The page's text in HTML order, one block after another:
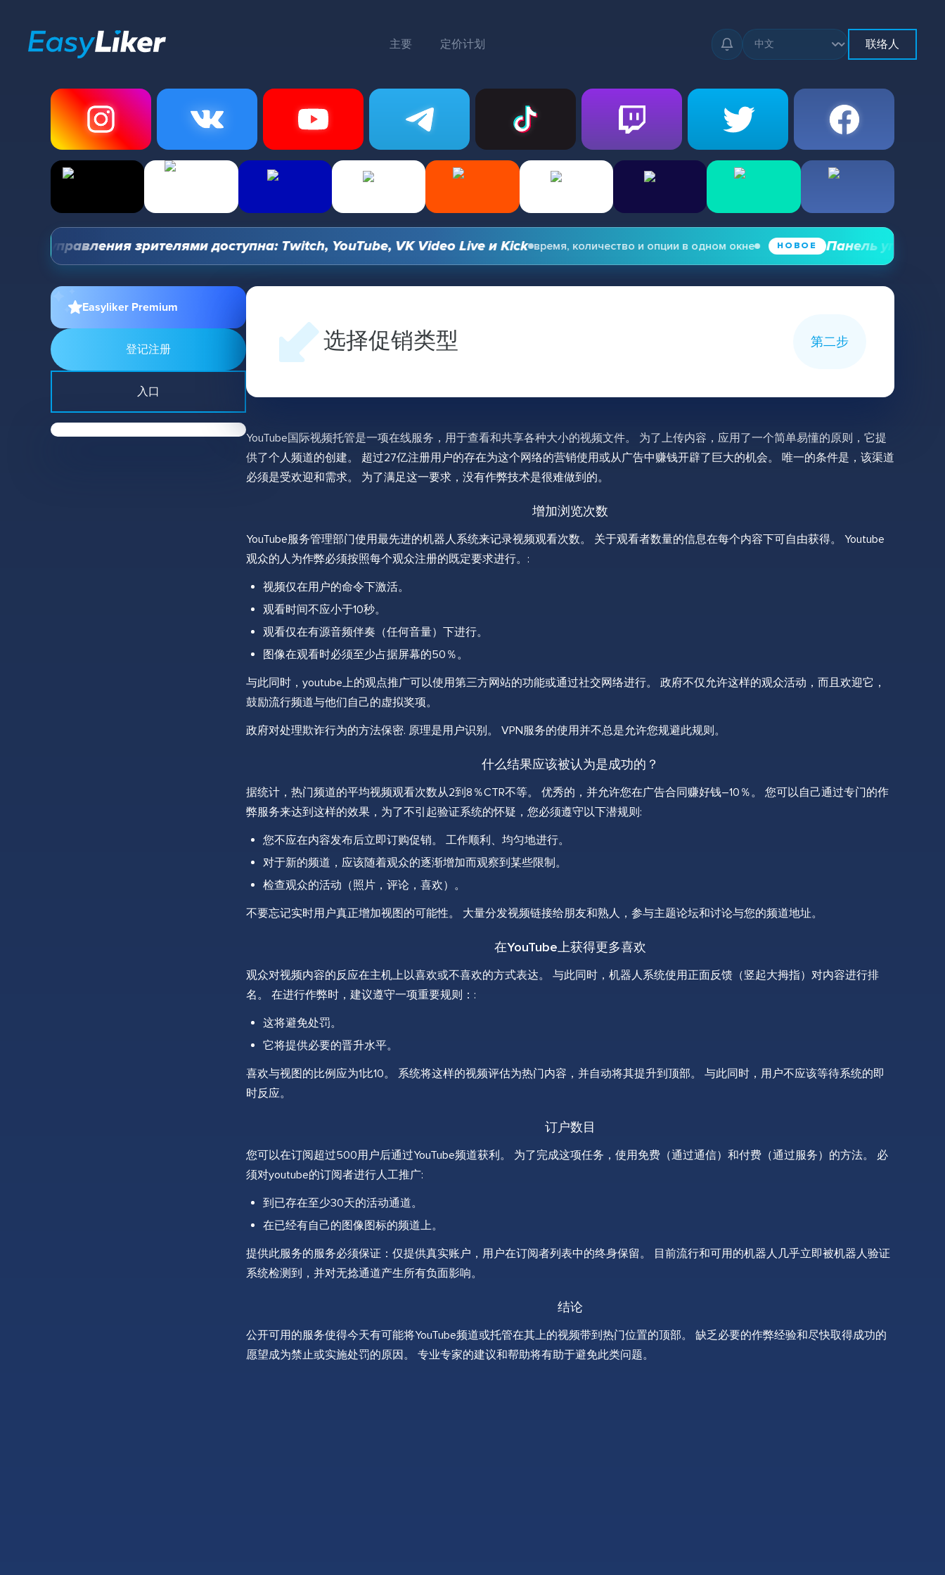
主要 定价计划 联络人
управления зрителями доступна: Twitch, YouTube, VK Video Live и Kick время, количество и опции в одном окне НОВОЕ Панель управления
Easyliker Premium
登记注册
入口
选择促销类型 第二步
YouTube国际视频托管是一项在线服务，用于查看和共享各种大小的视频文件。 为了上传内容，应用了一个简单易懂的原则，它提
供了个人频道的创建。 超过27亿注册用户的存在为这个网络的营销使用或从广告中赚钱开辟了巨大的机会。 唯一的条件是，该渠道
必须是受欢迎和需求。 为了满足这一要求，没有作弊技术是很难做到的。
增加浏览次数
YouTube服务管理部门使用最先进的机器人系统来记录视频观看次数。 关于观看者数量的信息在每个内容下可自由获得。 Youtube
观众的人为作弊必须按照每个观众注册的既定要求进行。:
视频仅在用户的命令下激活。
观看时间不应小于10秒。
观看仅在有源音频伴奏（任何音量）下进行。
图像在观看时必须至少占据屏幕的50％。
与此同时，youtube上的观点推广可以使用第三方网站的功能或通过社交网络进行。 政府不仅允许这样的观众活动，而且欢迎它，
鼓励流行频道与他们自己的虚拟奖项。
政府对处理欺诈行为的方法保密. 原理是用户识别。 VPN服务的使用并不总是允许您规避此规则。
什么结果应该被认为是成功的？
据统计，热门频道的平均视频观看次数从2到8％CTR不等。 优秀的，并允许您在广告合同赚好钱–10％。 您可以自己通过专门的作
弊服务来达到这样的效果，为了不引起验证系统的怀疑，您必须遵守以下潜规则:
您不应在内容发布后立即订购促销。 工作顺利、均匀地进行。
对于新的频道，应该随着观众的逐渐增加而观察到某些限制。
检查观众的活动（照片，评论，喜欢）。
不要忘记实时用户真正增加视图的可能性。 大量分发视频链接给朋友和熟人，参与主题论坛和讨论与您的频道地址。
在YouTube上获得更多喜欢
观众对视频内容的反应在主机上以喜欢或不喜欢的方式表达。 与此同时，机器人系统使用正面反馈（竖起大拇指）对内容进行排
名。 在进行作弊时，建议遵守一项重要规则：:
这将避免处罚。
它将提供必要的晋升水平。
喜欢与视图的比例应为1比10。 系统将这样的视频评估为热门内容，并自动将其提升到顶部。 与此同时，用户不应该等待系统的即
时反应。
订户数目
您可以在订阅超过500用户后通过YouTube频道获利。 为了完成这项任务，使用免费（通过通信）和付费（通过服务）的方法。 必
须对youtube的订阅者进行人工推广:
到已存在至少30天的活动通道。
在已经有自己的图像图标的频道上。
提供此服务的服务必须保证：仅提供真实账户，用户在订阅者列表中的终身保留。 目前流行和可用的机器人几乎立即被机器人验证
系统检测到，并对无捻通道产生所有负面影响。
结论
公开可用的服务使得今天有可能将YouTube频道或托管在其上的视频带到热门位置的顶部。 缺乏必要的作弊经验和尽快取得成功的
愿望成为禁止或实施处罚的原因。 专业专家的建议和帮助将有助于避免此类问题。